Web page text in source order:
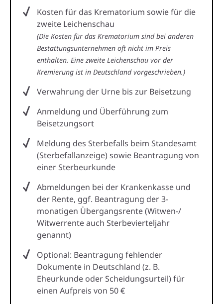
Kosten für das Krematorium sowie für die
zweite Leichenschau
(Die Kosten für das Krematorium sind bei anderen
Bestattungsunternehmen oft nicht im Preis
enthalten. Eine zweite Leichenschau vor der
Kremierung ist in Deutschland vorgeschrieben.)
Verwahrung der Urne bis zur Beisetzung
Anmeldung und Überführung zum
Beisetzungsort
Meldung des Sterbefalls beim Standesamt
(Sterbefallanzeige) sowie Beantragung von
einer Sterbeurkunde
Abmeldungen bei der Krankenkasse und
der Rente, ggf. Beantragung der 3-
monatigen Übergangsrente (Witwen-/
Witwerrente auch Sterbevierteljahr
genannt)
Optional: Beantragung fehlender
Dokumente in Deutschland (z. B.
Eheurkunde oder Scheidungsurteil) für
einen Aufpreis von 50 €